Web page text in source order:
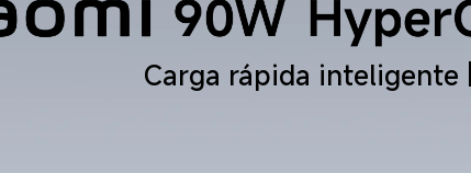
Carga rápida inteligente